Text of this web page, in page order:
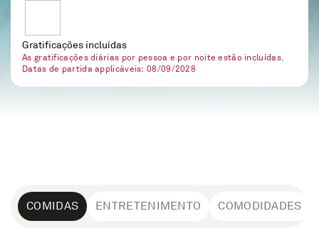
Gratificações incluídas
As gratificações diárias por pessoa e por noite estão incluídas.
Datas de partida applicáveis: 08/09/2028
COMIDAS ENTRETENIMENTO COMODIDADES